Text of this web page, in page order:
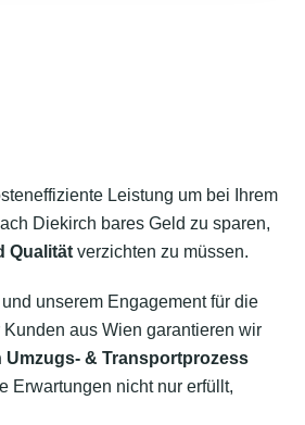
Leistung um bei Ihrem
Diekirch bares Geld zu sparen,
Qualität verzichten zu müssen.
unserem Engagement für die
aus Wien garantieren wir
& Transportprozess
Erwartungen nicht nur erfüllt,